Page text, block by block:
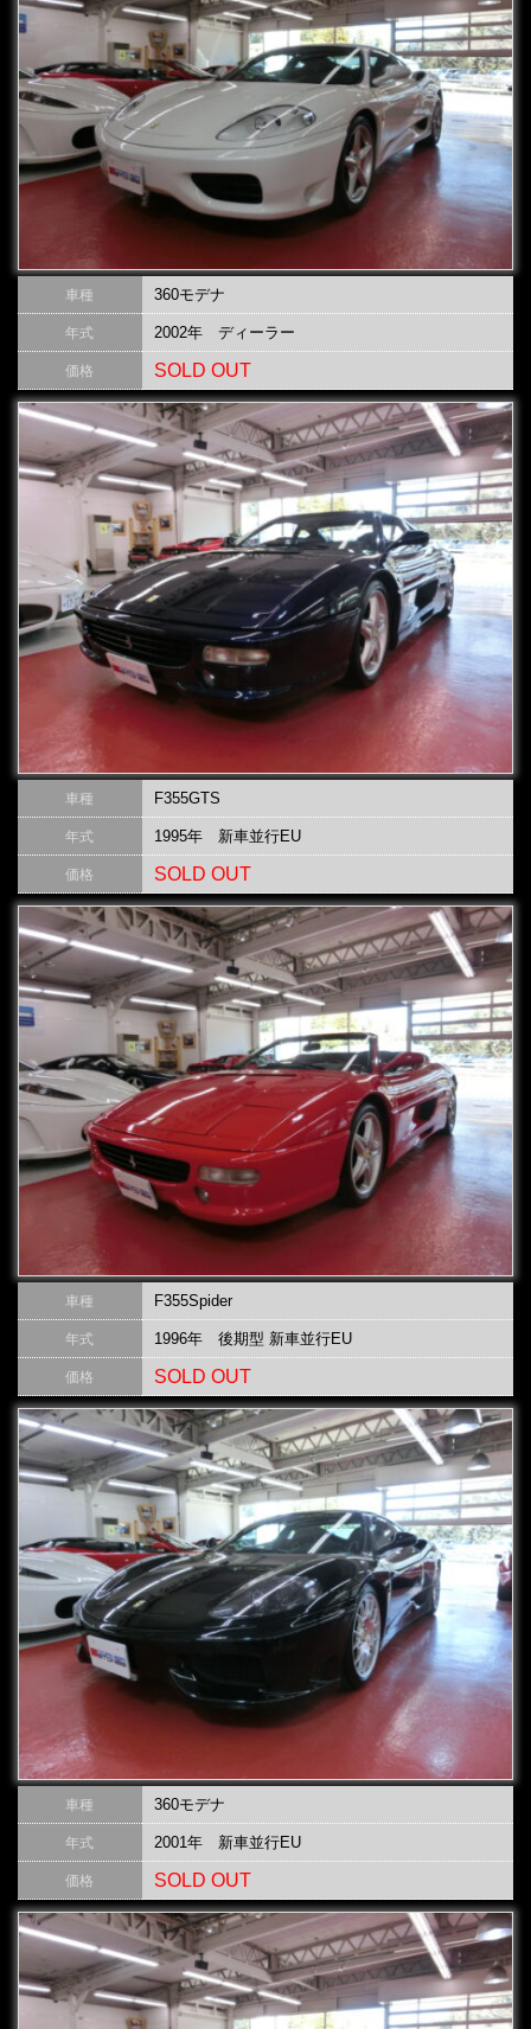
車種 360モデナ
年式 2002年 ディーラー
価格 SOLD OUT
車種 F355GTS
年式 1995年 新車並行EU
価格 SOLD OUT
車種 F355Spider
年式 1996年 後期型 新車並行EU
価格 SOLD OUT
車種 360モデナ
年式 2001年 新車並行EU
価格 SOLD OUT